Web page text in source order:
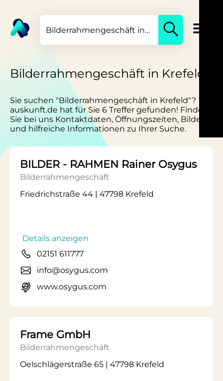
Bilderrahmengeschäft in Krefeld
Sie suchen "Bilderrahmengeschäft in Krefeld"?
auskunft.de hat für Sie 6 Treffer gefunden! Finden
Sie bei uns Kontaktdaten, Öffnungszeiten, Bilder
und hilfreiche Informationen zu Ihrer Suche.
BILDER - RAHMEN Rainer Osygus
Bilderrahmengeschäft
Friedrichstraße 44 | 47798 Krefeld
Details anzeigen
02151 611777
info@osygus.com
www.osygus.com
Frame GmbH
Bilderrahmengeschäft
Oelschlägerstraße 65 | 47798 Krefeld